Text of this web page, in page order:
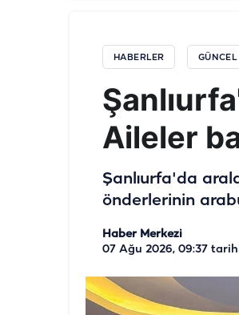
HABERLER GÜNCEL
Aileler
Şanlıurfa'da
önderlerinin
Haber Merkezi
07 Ağu 2026, 09:37